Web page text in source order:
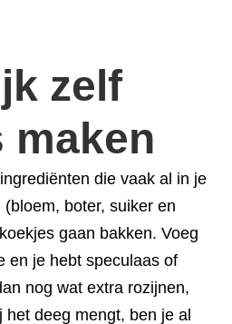
zelf
maken
die vaak al in je
boter, suiker en
gaan bakken. Voeg
en je hebt speculaas of
nog wat extra rozijnen,
deeg mengt, ben je al